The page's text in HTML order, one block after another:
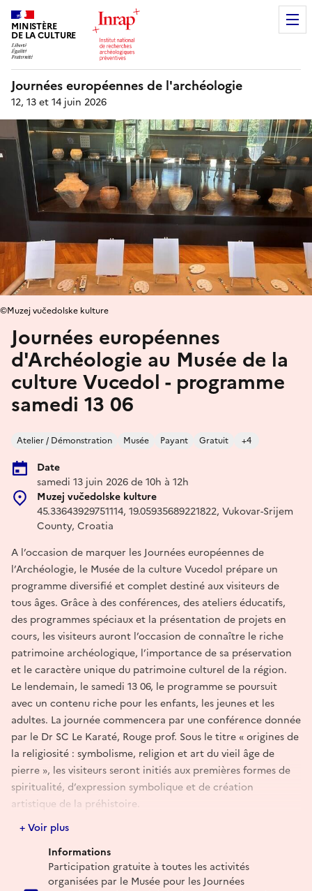
MINISTÈRE
DE LA CULTURE
Journées européennes de l'archéologie
12, 13 et 14 juin 2026
Journées européennes
d'Archéologie au Musée de la
culture Vucedol - programme
samedi 13 06
Atelier / Démonstration Musée Payant Gratuit +4
Date
samedi 13 juin 2026 de 10h à 12h
Muzej vučedolske kulture
45.33643929751114, 19.05935689221822, Vukovar-Srijem
County, Croatia
©Muzej vučedolske kulture
A l’occasion de marquer les Journées européennes de
l’Archéologie, le Musée de la culture Vucedol prépare un
programme diversifié et complet destiné aux visiteurs de
tous âges. Grâce à des conférences, des ateliers éducatifs,
des programmes spéciaux et la présentation de projets en
cours, les visiteurs auront l’occasion de connaître le riche
patrimoine archéologique, l’importance de sa préservation
et le caractère unique du patrimoine culturel de la région.
Le lendemain, le samedi 13 06, le programme se poursuit
avec un contenu riche pour les enfants, les jeunes et les
adultes. La journée commencera par une conférence donnée
par le Dr SC Le Karaté, Rouge prof. Sous le titre « origines de
la religiosité : symbolisme, religion et art du vieil âge de
pierre », les visiteurs seront initiés aux premières formes de
spiritualité, d’expression symbolique et de création
artistique de la préhistoire.
En plus de la conférence, au cours de la journée, des ateliers
éducatifs seront organisés pour les enfants et les adultes,
conçus pour encourager la curiosité, la créativité et la
participation active des visiteurs.
+ Voir plus
Informations
Participation gratuite à toutes les activités
organisées par le Musée pour les Journées